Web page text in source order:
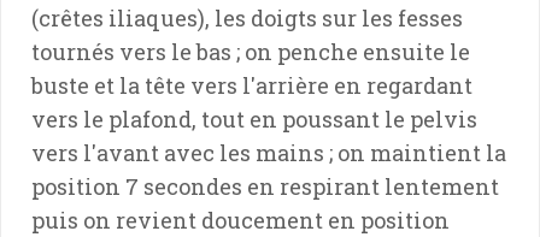
(crêtes iliaques), les doigts sur les fesses
tournés vers le bas ; on penche ensuite le
buste et la tête vers l'arrière en regardant
vers le plafond, tout en poussant le pelvis
vers l'avant avec les mains ; on maintient la
position 7 secondes en respirant lentement
puis on revient doucement en position